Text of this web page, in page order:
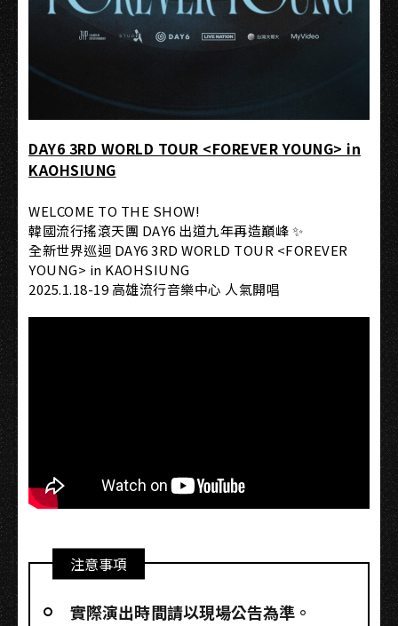
DAY6 3RD WORLD TOUR <FOREVER YOUNG> in
KAOHSIUNG
WELCOME TO THE SHOW!
韓國流行搖滾天團 DAY6 出道九年再造巔峰 ✨
全新世界巡迴 DAY6 3RD WORLD TOUR <FOREVER
YOUNG> in KAOHSIUNG
2025.1.18-19 高雄流行音樂中心 人氣開唱
注意事項
實際演出時間請以現場公告為準。